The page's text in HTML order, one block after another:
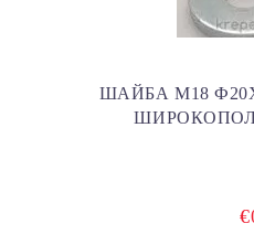
ШАЙБА M18